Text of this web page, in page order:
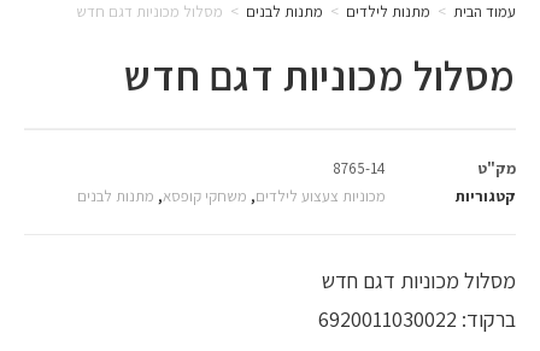
עמוד הבית > מתנות לילדים > מתנות לבנים > מסלול מכוניות דגם חדש
מסלול מכוניות דגם חדש
מק"ט
8765-14
קטגוריות
מכוניות צעצוע לילדים, משחקי קופסא, מתנות לבנים
מסלול מכוניות דגם חדש
ברקוד: 6920011030022